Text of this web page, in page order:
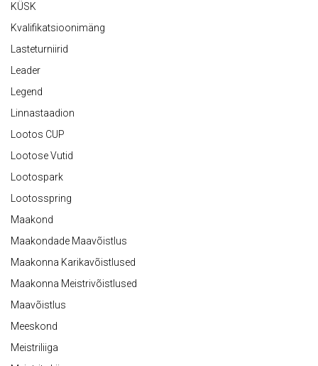
KÜSK
Kvalifikatsioonimäng
Lasteturniirid
Leader
Legend
Linnastaadion
Lootos CUP
Lootose Vutid
Lootospark
Lootosspring
Maakond
Maakondade Maavõistlus
Maakonna Karikavõistlused
Maakonna Meistrivõistlused
Maavõistlus
Meeskond
Meistriliiga